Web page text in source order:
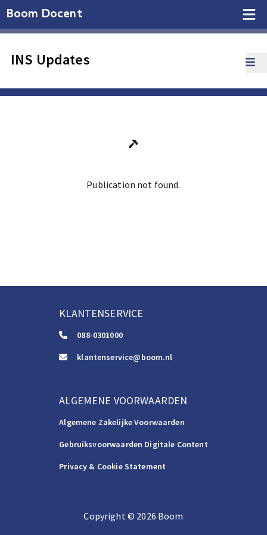
Boom Docent
INS Updates
Publication not found.
KLANTENSERVICE
088-0301000
klantenservice@boom.nl
ALGEMENE VOORWAARDEN
Algemene Zakelijke Voorwaarden
Gebruiksvoorwaarden Digitale Content
Privacy & Cookie Statement
Copyright©️ 2026 Boom